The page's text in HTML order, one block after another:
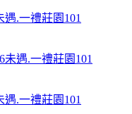
.一禮莊園101
.一禮莊園101